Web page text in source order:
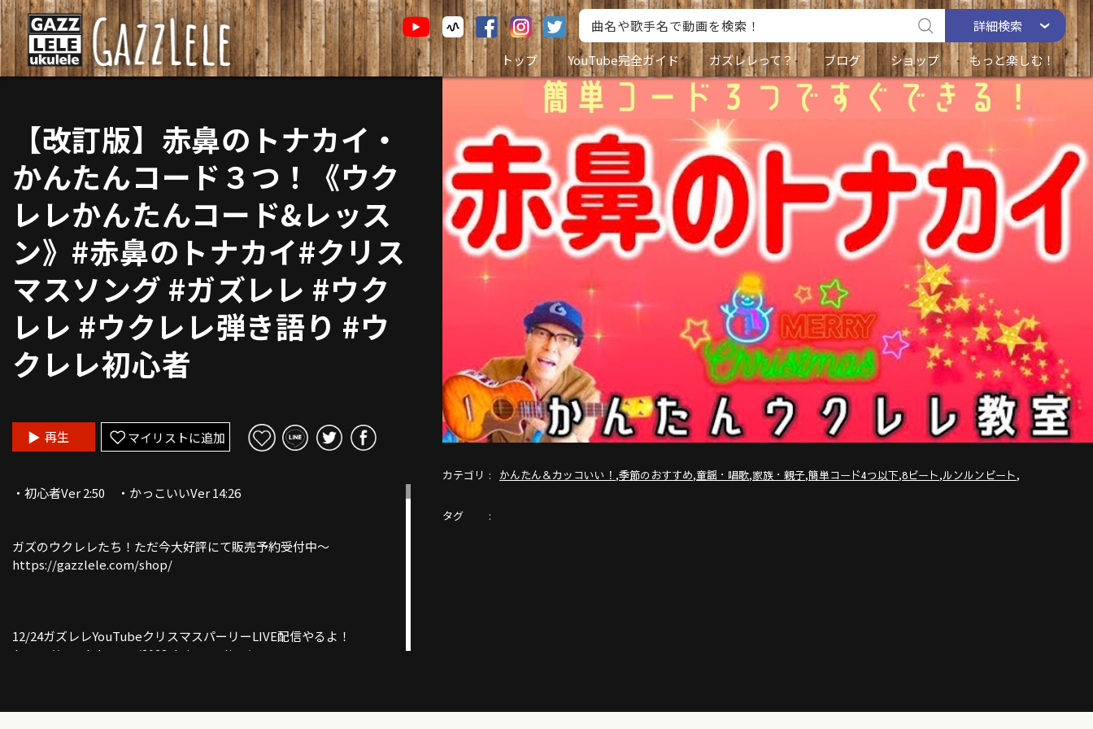
詳細検索
トップ
YouTube完全ガイド ガズレレって？ ブログ ショップ もっと楽しむ！
カテゴリ かんたん＆カッコいい！ ,季節のおすすめ,童謡・唱歌,家族・親子,簡単コード4つ以下,8ビート,ルンルンビート,
タグ
【改訂版】赤鼻のトナカイ・
かんたんコード３つ！《ウク
レレかんたんコード&レッス
ン》#赤鼻のトナカイ#クリス
マスソング #ガズレレ #ウク
レレ #ウクレレ弾き語り #ウ
クレレ初心者
再生 マイリストに追加
・初心者Ver 2:50 ・かっこいいVer 14:26
ガズのウクレレたち！ただ今大好評にて販売予約受付中〜
https://gazzlele.com/shop/
12/24ガズレレYouTubeクリスマスパーリーLIVE配信やるよ！
https://gazzlele.com/2023christmaslive/